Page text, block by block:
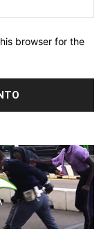
browser for the